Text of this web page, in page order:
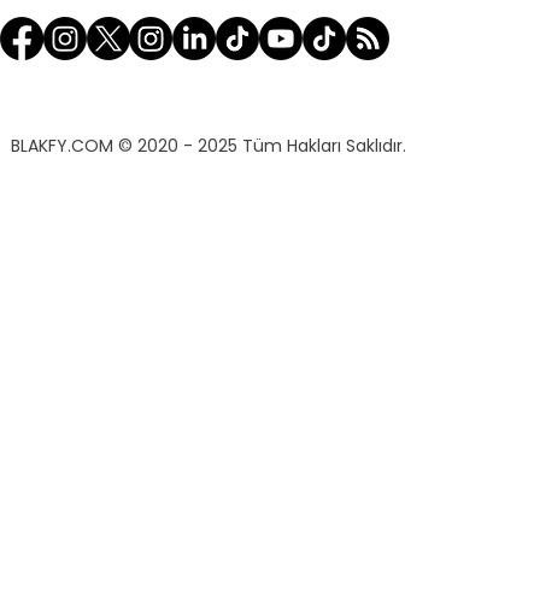
BLAKFY.COM © 2020 - 2025 Tüm Hakları Saklıdır.